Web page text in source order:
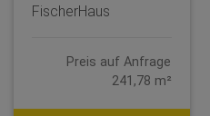
FischerHaus
Preis auf Anfrage
241,78 m²